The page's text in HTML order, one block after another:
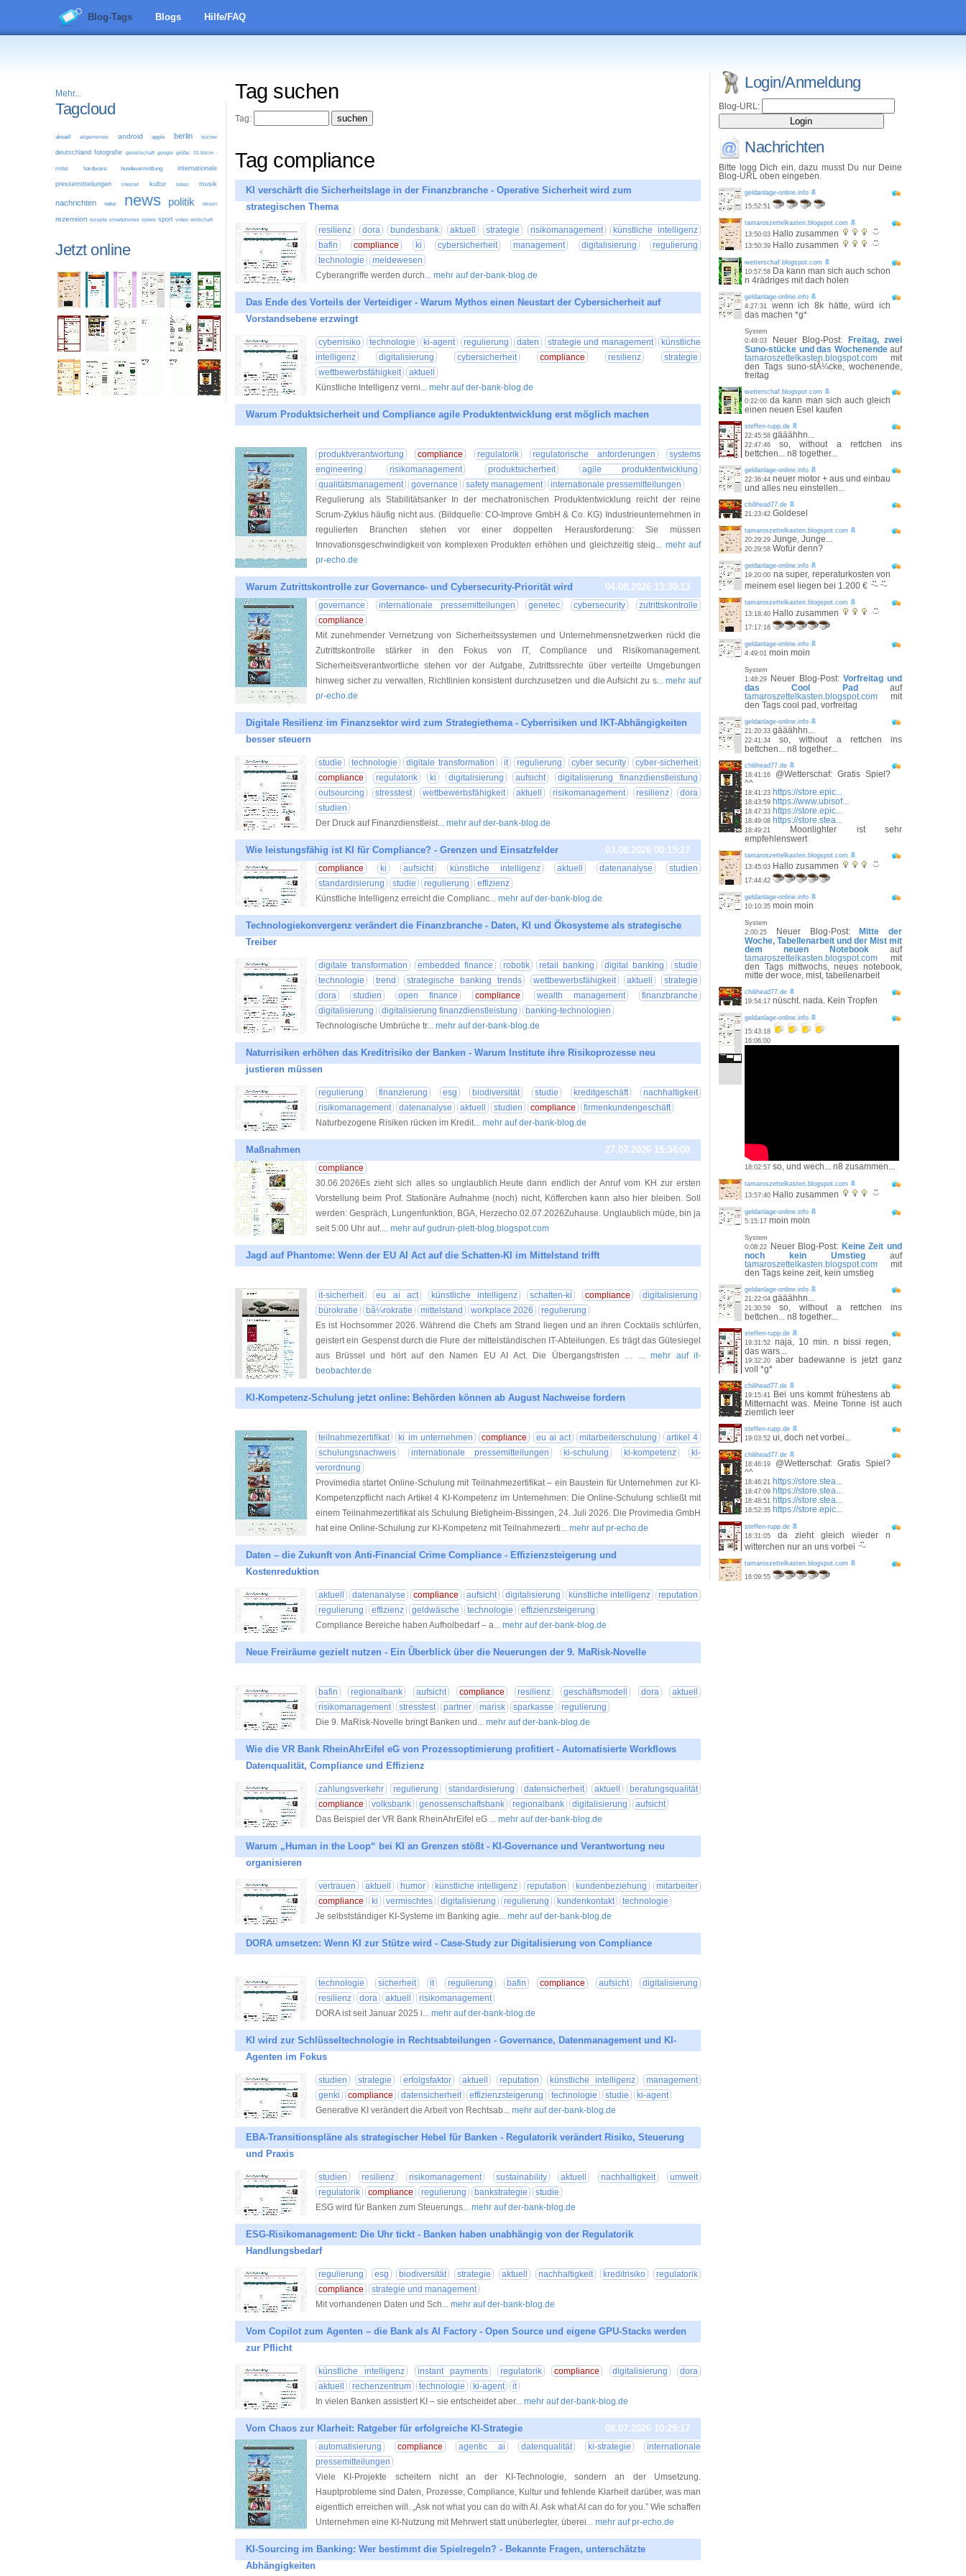
Blog-Tags Blogs Hilfe/FAQ
Mehr...
Tagcloud
aktuell allgemeines android apple berlin bücher
deutschland fotografie gesellschaft google größe: 31-54cm -
mittel hardware hundevermittlung internationale
pressemitteilungen internet kultur leben musik
nachrichten natur news politik reisen
rezension rezepte smartphones spiele sport video wirtschaft
Jetzt online
Tag suchen
Tag:
Tag compliance
KI verschärft die Sicherheitslage in der Finanzbranche - Operative Sicherheit wird zum
strategischen Thema
resilienz dora bundesbank aktuell strategie risikomanagement
künstliche intelligenz
bafin
compliance ki cybersicherheit management digitalisierung
regulierung
technologie
meldewesen
Cyberangriffe werden durch... mehr auf der-bank-blog.de
Das Ende des Vorteils der Verteidiger - Warum Mythos einen Neustart der Cybersicherheit auf
Vorstandsebene erzwingt
cyberrisiko technologie ki-agent regulierung daten strategie und management
künstliche
intelligenz
digitalisierung cybersicherheit compliance resilienz
strategie
wettbewerbsfähigkeit
aktuell
Künstliche Intelligenz verni... mehr auf der-bank-blog.de
Warum Produktsicherheit und Compliance agile Produktentwicklung erst möglich machen
produktverantwortung compliance regulatorik regulatorische anforderungen
systems
engineering
risikomanagement produktsicherheit
agile produktentwicklung
qualitätsmanagement
governance safety management
internationale pressemitteilungen
Regulierung als Stabilitätsanker In der mechatronischen Produktentwicklung reicht der reine
Scrum-Zyklus häufig nicht aus. (Bildquelle: CO-Improve GmbH & Co. KG) Industrieunternehmen in
regulierten Branchen stehen vor einer doppelten Herausforderung: Sie müssen
Innovationsgeschwindigkeit von komplexen Produkten erhöhen und gleichzeitig steig... mehr auf
pr-echo.de
Warum Zutrittskontrolle zur Governance- und Cybersecurity-Priorität wird 04.08.2026 13:30:13
governance internationale pressemitteilungen genetec cybersecurity
zutrittskontrolle
compliance
Mit zunehmender Vernetzung von Sicherheitssystemen und Unternehmensnetzwerken rückt die
Zutrittskontrolle stärker in den Fokus von IT, Compliance und Risikomanagement.
Sicherheitsverantwortliche stehen vor der Aufgabe, Zutrittssrechte über verteilte Umgebungen
hinweg sicher zu verwalten, Richtlinien konsistent durchzusetzen und die Aufsicht zu s... mehr auf
pr-echo.de
Digitale Resilienz im Finanzsektor wird zum Strategiethema - Cyberrisiken und IKT-Abhängigkeiten
besser steuern
studie technologie digitale transformation it regulierung cyber security
cyber-sicherheit
compliance
regulatorik ki digitalisierung aufsicht
digitalisierung finanzdienstleistung
outsourcing
stresstest wettbewerbsfähigkeit aktuell risikomanagement resilienz
dora
studien
Der Druck auf Finanzdienstleist... mehr auf der-bank-blog.de
Wie leistungsfähig ist KI für Compliance? - Grenzen und Einsatzfelder 03.08.2026 00:15:27
compliance ki aufsicht künstliche intelligenz aktuell datenanalyse
studien
standardisierung
studie regulierung
effizienz
Künstliche Intelligenz erreicht die Complianc... mehr auf der-bank-blog.de
Technologiekonvergenz verändert die Finanzbranche - Daten, KI und Ökosysteme als strategische
Treiber
digitale transformation embedded finance robotik retail banking digital banking
studie
technologie
trend strategische banking trends wettbewerbsfähigkeit aktuell
strategie
dora
studien open finance compliance wealth management
finanzbranche
digitalisierung
digitalisierung finanzdienstleistung
banking-technologien
Technologische Umbrüche tr... mehr auf der-bank-blog.de
Naturrisiken erhöhen das Kreditrisiko der Banken - Warum Institute ihre Risikoprozesse neu
justieren müssen
regulierung finanzierung esg biodiversität studie kreditgeschäft
nachhaltigkeit
risikomanagement
datenanalyse aktuell studien compliance
firmenkundengeschäft
Naturbezogene Risiken rücken im Kredit... mehr auf der-bank-blog.de
Maßnahmen 27.07.2026 15:34:00
compliance
30.06.2026Es zieht sich alles so unglaublich.Heute dann endlich der Anruf vom KH zur ersten
Vorstellung beim Prof. Stationäre Aufnahme (noch) nicht, Köfferchen kann also hier bleiben. Soll
werden: Gespräch, Lungenfunktion, BGA, Herzecho.02.07.2026Zuhause. Unglaublich müde, bin ja
seit 5:00 Uhr auf.... mehr auf gudrun-plett-blog.blogspot.com
Jagd auf Phantome: Wenn der EU AI Act auf die Schatten-KI im Mittelstand trifft
it-sicherheit eu ai act künstliche intelligenz schatten-ki compliance
digitalisierung
bürokratie
bã¼rokratie mittelstand workplace 2026
regulierung
Es ist Hochsommer 2026. Während die Chefs am Strand liegen und an ihren Cocktails schlürfen,
geistert ein Gespenst durch die Flure der mittelständischen IT-Abteilungen. Es trägt das Gütesiegel
aus Brüssel und hört auf den Namen EU AI Act. Die Übergangsfristen …
... mehr auf it-
beobachter.de
KI-Kompetenz-Schulung jetzt online: Behörden können ab August Nachweise fordern
teilnahmezertifikat ki im unternehmen compliance eu ai act mitarbeiterschulung
artikel 4
schulungsnachweis
internationale pressemitteilungen ki-schulung ki-kompetenz
ki-
verordnung
Provimedia startet Online-Schulung mit Teilnahmezertifikat – ein Baustein für Unternehmen zur KI-
Kompetenzpflicht nach Artikel 4 KI-Kompetenz im Unternehmen: Die Online-Schulung schließt mit
einem Teilnahmezertifikat als Schulung Bietigheim-Bissingen, 24. Juli 2026. Die Provimedia GmbH
hat eine Online-Schulung zur KI-Kompetenz mit Teilnahmezerti... mehr auf pr-echo.de
Daten – die Zukunft von Anti-Financial Crime Compliance - Effizienzsteigerung und
Kostenreduktion
aktuell datenanalyse compliance aufsicht digitalisierung künstliche intelligenz
reputation
regulierung
effizienz geldwäsche technologie
effizienzsteigerung
Compliance Bereiche haben Aufholbedarf – a... mehr auf der-bank-blog.de
Neue Freiräume gezielt nutzen - Ein Überblick über die Neuerungen der 9. MaRisk-Novelle
bafin regionalbank aufsicht compliance resilienz geschäftsmodell dora
aktuell
risikomanagement
stresstest partner marisk sparkasse
regulierung
Die 9. MaRisk-Novelle bringt Banken und ... mehr auf der-bank-blog.de
Wie die VR Bank RheinAhrEifel eG von Prozessoptimierung profitiert - Automatisierte Workflows
Datenqualität, Compliance und Effizienz
zahlungsverkehr regulierung standardisierung datensicherheit aktuell
beratungsqualität
compliance
volksbank genossenschaftsbank regionalbank digitalisierung
aufsicht
Das Beispiel der VR Bank RheinAhrEifel eG ... mehr auf der-bank-blog.de
Warum „Human in the Loop“ bei KI an Grenzen stößt - KI-Governance und Verantwortung neu
organisieren
vertrauen aktuell humor künstliche intelligenz reputation kundenbeziehung
mitarbeiter
compliance
ki vermischtes digitalisierung regulierung kundenkontakt
technologie
Je selbstständiger KI-Systeme im Banking agie... mehr auf der-bank-blog.de
DORA umsetzen: Wenn KI zur Stütze wird - Case-Study zur Digitalisierung von Compliance
technologie sicherheit it regulierung bafin compliance aufsicht
digitalisierung
resilienz
dora aktuell
risikomanagement
DORA ist seit Januar 2025 i... mehr auf der-bank-blog.de
KI wird zur Schlüsseltechnologie in Rechtsabteilungen - Governance, Datenmanagement und KI-
Agenten im Fokus
studien strategie erfolgsfaktor aktuell reputation künstliche intelligenz
management
genki
compliance datensicherheit effizienzsteigerung technologie studie
ki-agent
Generative KI verändert die Arbeit von Rechtsab... mehr auf der-bank-blog.de
EBA-Transitionspläne als strategischer Hebel für Banken - Regulatorik verändert Risiko, Steuerung
und Praxis
studien resilienz risikomanagement sustainability aktuell nachhaltigkeit
umwelt
regulatorik
compliance regulierung bankstrategie
studie
ESG wird für Banken zum Steuerungs... mehr auf der-bank-blog.de
ESG-Risikomanagement: Die Uhr tickt - Banken haben unabhängig von der Regulatorik
Handlungsbedarf
regulierung esg biodiversität strategie aktuell nachhaltigkeit kreditrisiko
regulatorik
compliance
strategie und management
Mit vorhandenen Daten und Sch... mehr auf der-bank-blog.de
Vom Copilot zum Agenten – die Bank als AI Factory - Open Source und eigene GPU-Stacks werden
zur Pflicht
künstliche intelligenz instant payments regulatorik compliance digitalisierung
dora
aktuell
rechenzentrum technologie ki-agent
it
In vielen Banken assistiert KI – sie entscheidet aber... mehr auf der-bank-blog.de
Vom Chaos zur Klarheit: Ratgeber für erfolgreiche KI-Strategie 08.07.2026 10:29:17
automatisierung compliance agentic ai datenqualität ki-strategie
internationale
pressemitteilungen
Viele KI-Projekte scheitern nicht an der KI-Technologie, sondern an der Umsetzung.
Hauptprobleme sind Daten, Prozesse, Compliance, Kultur und fehlende Klarheit darüber, was man
eigentlich erreichen will. „Ask not what you can do with AI. Ask what AI can do for you.” Wie schaffen
Unternehmen eine KI-Nutzung mit Mehrwert statt unüberlegter, überei... mehr auf pr-echo.de
KI-Sourcing im Banking: Wer bestimmt die Spielregeln? - Bekannte Fragen, unterschätzte
Abhängigkeiten
Login/Anmeldung
Blog-URL:
Nachrichten
Bitte logg Dich ein, dazu musst Du nur Deine
Blog-URL oben eingeben.
geldanlage-online.info
15:52:51
tamaroszettelkasten.blogspot.com
13:50:03 Hallo zusammen
13:50:39 Hallo zusammen
wetterschaf.blogspot.com
10:57:58 Da kann man sich auch schon
n 4rädriges mit dach holen
geldanlage-online.info
4:27:31 wenn ich 8k hätte, würd ich
das machen *g*
System
0:49:03
Neuer Blog-Post:
Freitag, zwei
Suno-stücke und das Wochenendeauf
tamaroszettelkasten.blogspot.com mit
den Tags suno-stÃ¼cke, wochenende,
freitag
wetterschaf.blogspot.com
0:22:00da kann man sich auch gleich
einen neuen Esel kaufen
steffen-rupp.de
22:45:58 gääähhn...
22:47:46so, without a rettchen ins
bettchen... n8 together...
geldanlage-online.info
22:36:44 neuer motor + aus und einbau
und alles neu einstellen...
chilihead77.de
21:23:42 Goldesel
tamaroszettelkasten.blogspot.com
20:29:29 Junge, Junge...
20:29:58 Wofür denn?
geldanlage-online.info
19:20:00 na super, reperaturkosten von
meinem esel liegen bei 1.200 €
tamaroszettelkasten.blogspot.com
13:18:40 Hallo zusammen
17:17:16
geldanlage-online.info
4:49:01 moin moin
System
1:48:29
Neuer Blog-Post: Vorfreitag und
das Cool Pad
auf
tamaroszettelkasten.blogspot.com mit
den Tags cool pad, vorfreitag
geldanlage-online.info
21:20:33 gääähhn...
22:41:34so, without a rettchen ins
bettchen... n8 together...
chilihead77.de
18:41:16 @Wetterschaf: Gratis Spiel?
^^
18:41:23 https://store.epic...
18:43:59 https://www.ubisof...
18:47:33 https://store.epic...
18:49:08 https://store.stea...
18:49:21
Moonlighter ist sehr
empfehlenswert
tamaroszettelkasten.blogspot.com
13:45:03 Hallo zusammen
17:44:42
geldanlage-online.info
10:10:35 moin moin
System
2:00:25
Neuer Blog-Post:
Mitte der
Woche, Tabellenarbeit und der Mist mit
dem neuen Notebook auf
tamaroszettelkasten.blogspot.com mit
den Tags mittwochs, neues notebook,
mitte der woce, mist, tabellenarbeit
chilihead77.de
19:54:17 nüscht. nada. Kein Tropfen
geldanlage-online.info
15:43:18
16:06:00
18:02:57 so, und wech... n8 zusammen...
tamaroszettelkasten.blogspot.com
13:57:40 Hallo zusammen
geldanlage-online.info
5:15:17 moin moin
System
0:08:22
Neuer Blog-Post: Keine Zeit und
noch kein Umstieg auf
tamaroszettelkasten.blogspot.com mit
den Tags keine zeit, kein umstieg
geldanlage-online.info
21:22:04 gääähhn...
21:30:59so, without a rettchen ins
bettchen... n8 together...
steffen-rupp.de
19:31:52 naja, 10 min. n bissi regen,
das wars...
19:32:20 aber badewanne is jetzt ganz
voll *g*
chilihead77.de
19:15:41 Bei uns kommt frühestens ab
Mitternacht was. Meine Tonne ist auch
ziemlich leer
steffen-rupp.de
19:03:52 ui, doch net vorbei...
chilihead77.de
18:46:19 @Wetterschaf: Gratis Spiel?
^^
18:46:21 https://store.stea...
18:47:09 https://store.stea...
18:48:51 https://store.stea...
18:52:35 https://store.epic...
steffen-rupp.de
18:31:05 da zieht gleich wieder n
witterchen nur an uns vorbei
tamaroszettelkasten.blogspot.com
16:09:55